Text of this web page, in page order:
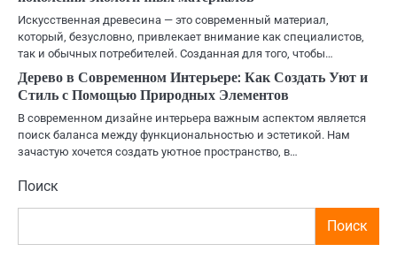
Искусственная древесина — это современный материал,
который, безусловно, привлекает внимание как специалистов,
так и обычных потребителей. Созданная для того, чтобы…
Дерево в Современном Интерьере: Как Создать Уют и
Стиль с Помощью Природных Элементов
В современном дизайне интерьера важным аспектом является
поиск баланса между функциональностью и эстетикой. Нам
зачастую хочется создать уютное пространство, в…
Поиск
Поиск